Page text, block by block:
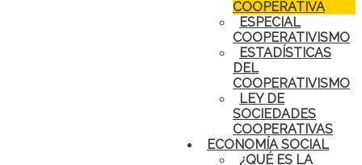
COOPERATIVA
ESPECIAL
COOPERATIVISMO
ESTADÍSTICAS
DEL
COOPERATIVISMO
LEY DE
SOCIEDADES
COOPERATIVAS
ECONOMÍA SOCIAL
¿QUÉ ES LA